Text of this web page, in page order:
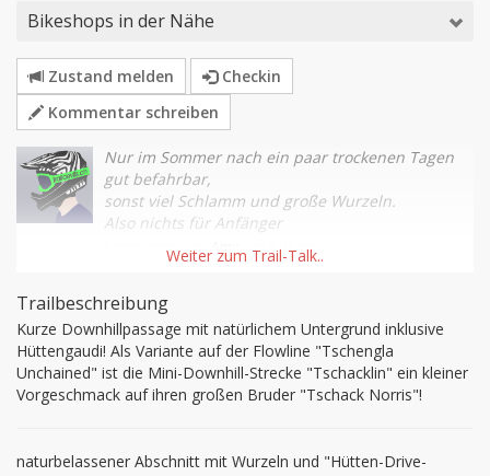
Bikeshops in der Nähe
Zustand melden
Checkin
Kommentar schreiben
Nur im Sommer nach ein paar trockenen Tagen
gut befahrbar,
sonst viel Schlamm und große Wurzeln.
Also nichts für Anfänger
Kommentarvon vor 9 Jahren
Trailbeschreibung
Kurze Downhillpassage mit natürlichem Untergrund inklusive
Hüttengaudi! Als Variante auf der Flowline "Tschengla
Unchained" ist die Mini-Downhill-Strecke "Tschacklin" ein kleiner
Vorgeschmack auf ihren großen Bruder "Tschack Norris"!
naturbelassener Abschnitt mit Wurzeln und "Hütten-Drive-